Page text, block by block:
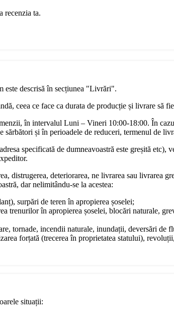
recenzia ta.
este descrisă în secțiunea "Livrări".
ceea ce face ca durata de producție și livrare
în intervalul Luni – Vineri 10:00-18:00. În
și în perioadele de reduceri, termenul de
specificată de dumneavoastră este greșită
distrugerea, deteriorarea, ne livrarea sau livrarea
dar nelimitându-se la acestea:
surpări de teren în apropierea șoselei;
trenurilor în apropierea șoselei, blocări naturale,
tornade, incendii naturale, inundații, deversări de
forțată (trecerea în proprietatea statului),
situații: